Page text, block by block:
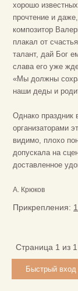
хорошо
прочтение и
композитор
плакал от
талант, дай Бог
слава его уже
«Мы должны
наши деды и
Однако праздник
организаторами
видимо, плохо
допускала на
доставленное
А. Крюков
Прикрепления:
Страница 1 из 1